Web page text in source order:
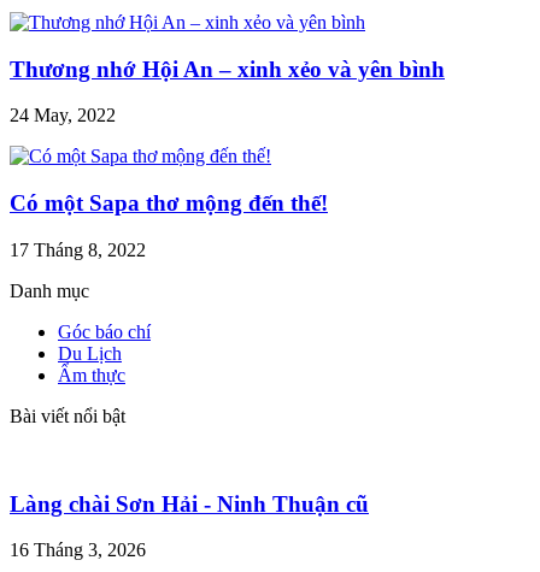
Thương nhớ Hội An – xinh xẻo và yên bình
24 May, 2022
Có một Sapa thơ mộng đến thế!
17 Tháng 8, 2022
Danh mục
Góc báo chí
Du Lịch
Ẩm thực
Bài viết nổi bật
Làng chài Sơn Hải - Ninh Thuận cũ
16 Tháng 3, 2026